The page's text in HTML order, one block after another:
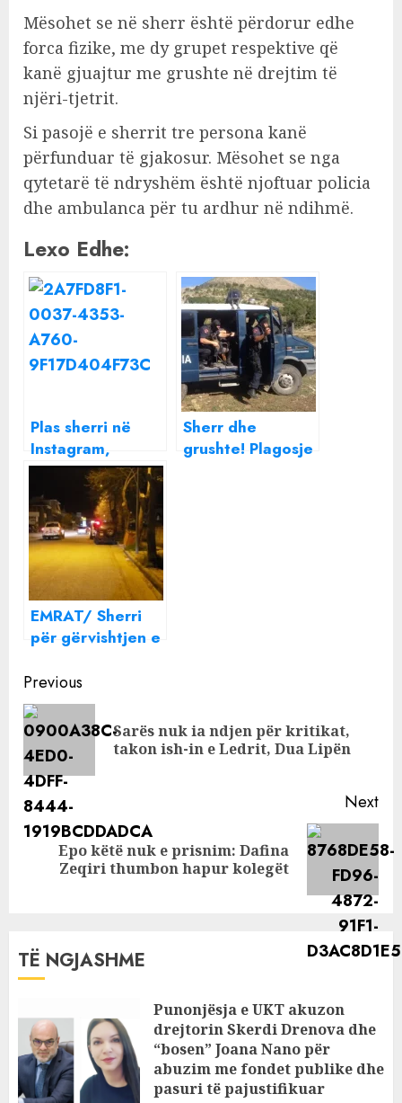
Mësohet se në sherr është përdorur edhe
forca fizike, me dy grupet respektive që
kanë gjuajtur me grushte në drejtim të
njëri-tjetrit.
Si pasojë e sherrit tre persona kanë
përfunduar të gjakosur. Mësohet se nga
qytetarë të ndryshëm është njoftuar policia
dhe ambulanca për tu ardhur në ndihmë.
Lexo Edhe:
Plas sherri në
Instagram,
Aulona Musta
dhe ish-
konkurrentja e
Për’puthen
përplasen me
njëra-tjetrën:
Gazetare
tallavaje, më ke
lutur të…
Sherr dhe
grushte! Plagosje
EMRAT/ Sherri
për gërvishtjen e
plagosen me leva
tre të rinj në
Berat,
përfundojnë në
spital me plagë
në trup e kokë
Continue
Reading
Previous
Sarës nuk ia ndjen për kritikat,
takon ish-in e Ledrit, Dua Lipën
Next
Next
post:
Epo këtë nuk e prisnim: Dafina
Zeqiri thumbon hapur kolegët
TË NGJASHME
Punonjësja e UKT akuzon
drejtorin Skerdi Drenova dhe
“bosen” Joana Nano për
abuzim me fondet publike dhe
pasuri të pajustifikuar